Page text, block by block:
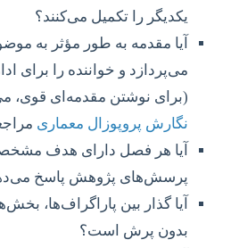
یکدیگر را تکمیل می‌کنند؟
آیا مقدمه به طور مؤثر به
می‌پردازد و خواننده را برای
(برای نوشتن مقدمه‌ای قوی،
نگارش پروپوزال معماری
آیا هر فصل دارای هدف
پرسش‌های پژوهش پاسخ
آیا گذار بین پاراگراف‌ها،
بدون پرش است؟